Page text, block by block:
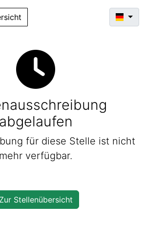
abgelaufen
für diese Stelle ist nicht
mehr verfügbar.
Zur Stellenübersicht